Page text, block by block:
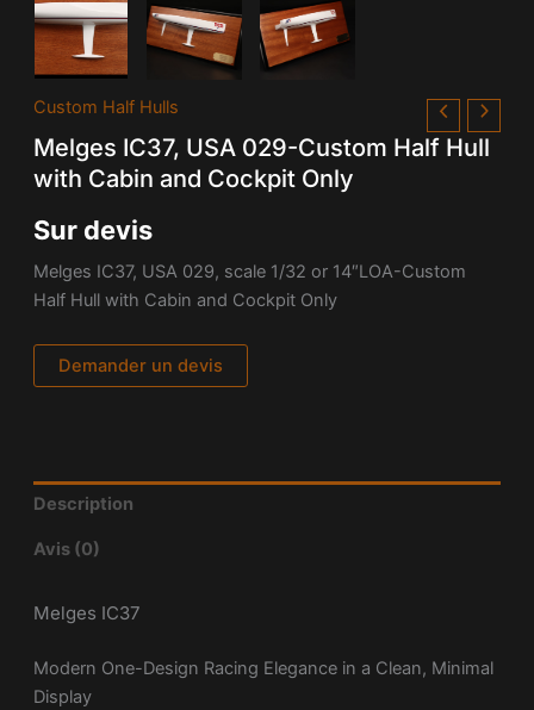
Custom Half Hulls
Melges IC37, USA 029-Custom Half Hull
with Cabin and Cockpit Only
Sur devis
Melges IC37, USA 029, scale 1/32 or 14″LOA-Custom
Half Hull with Cabin and Cockpit Only
Demander un devis
Description
Avis (0)
Melges IC37
Modern One-Design Racing Elegance in a Clean, Minimal
Display